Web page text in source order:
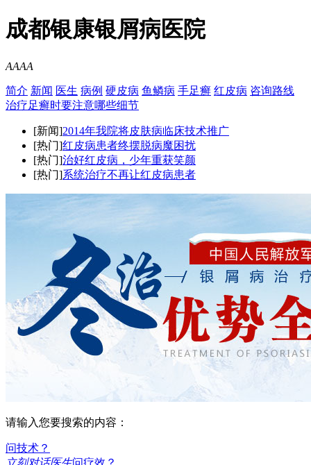
成都银康银屑病医院
AAAA
简介 新闻 医生 病例 硬皮病 鱼鳞病 手足癣 红皮病 咨询路线
治疗足癣时要注意哪些细节
[新闻]2014年我院将皮肤病临床技术推广
[热门]红皮病患者终摆脱病魔困扰
[热门]治好红皮病，少年重获笑颜
[热门]系统治疗不再让红皮病患者
请输入您要搜索的内容：
问技术？
立刻对话医生问疗效？